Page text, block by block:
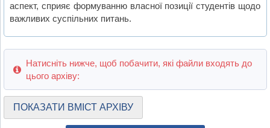
аспект, сприяє формуванню власної позиції студентів щодо
важливих суспільних питань.
Натисніть нижче, щоб побачити, які файли входять до
цього архіву:
ПОКАЗАТИ ВМІСТ АРХІВУ